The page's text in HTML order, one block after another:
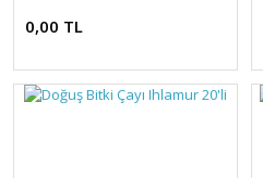
0,00 TL